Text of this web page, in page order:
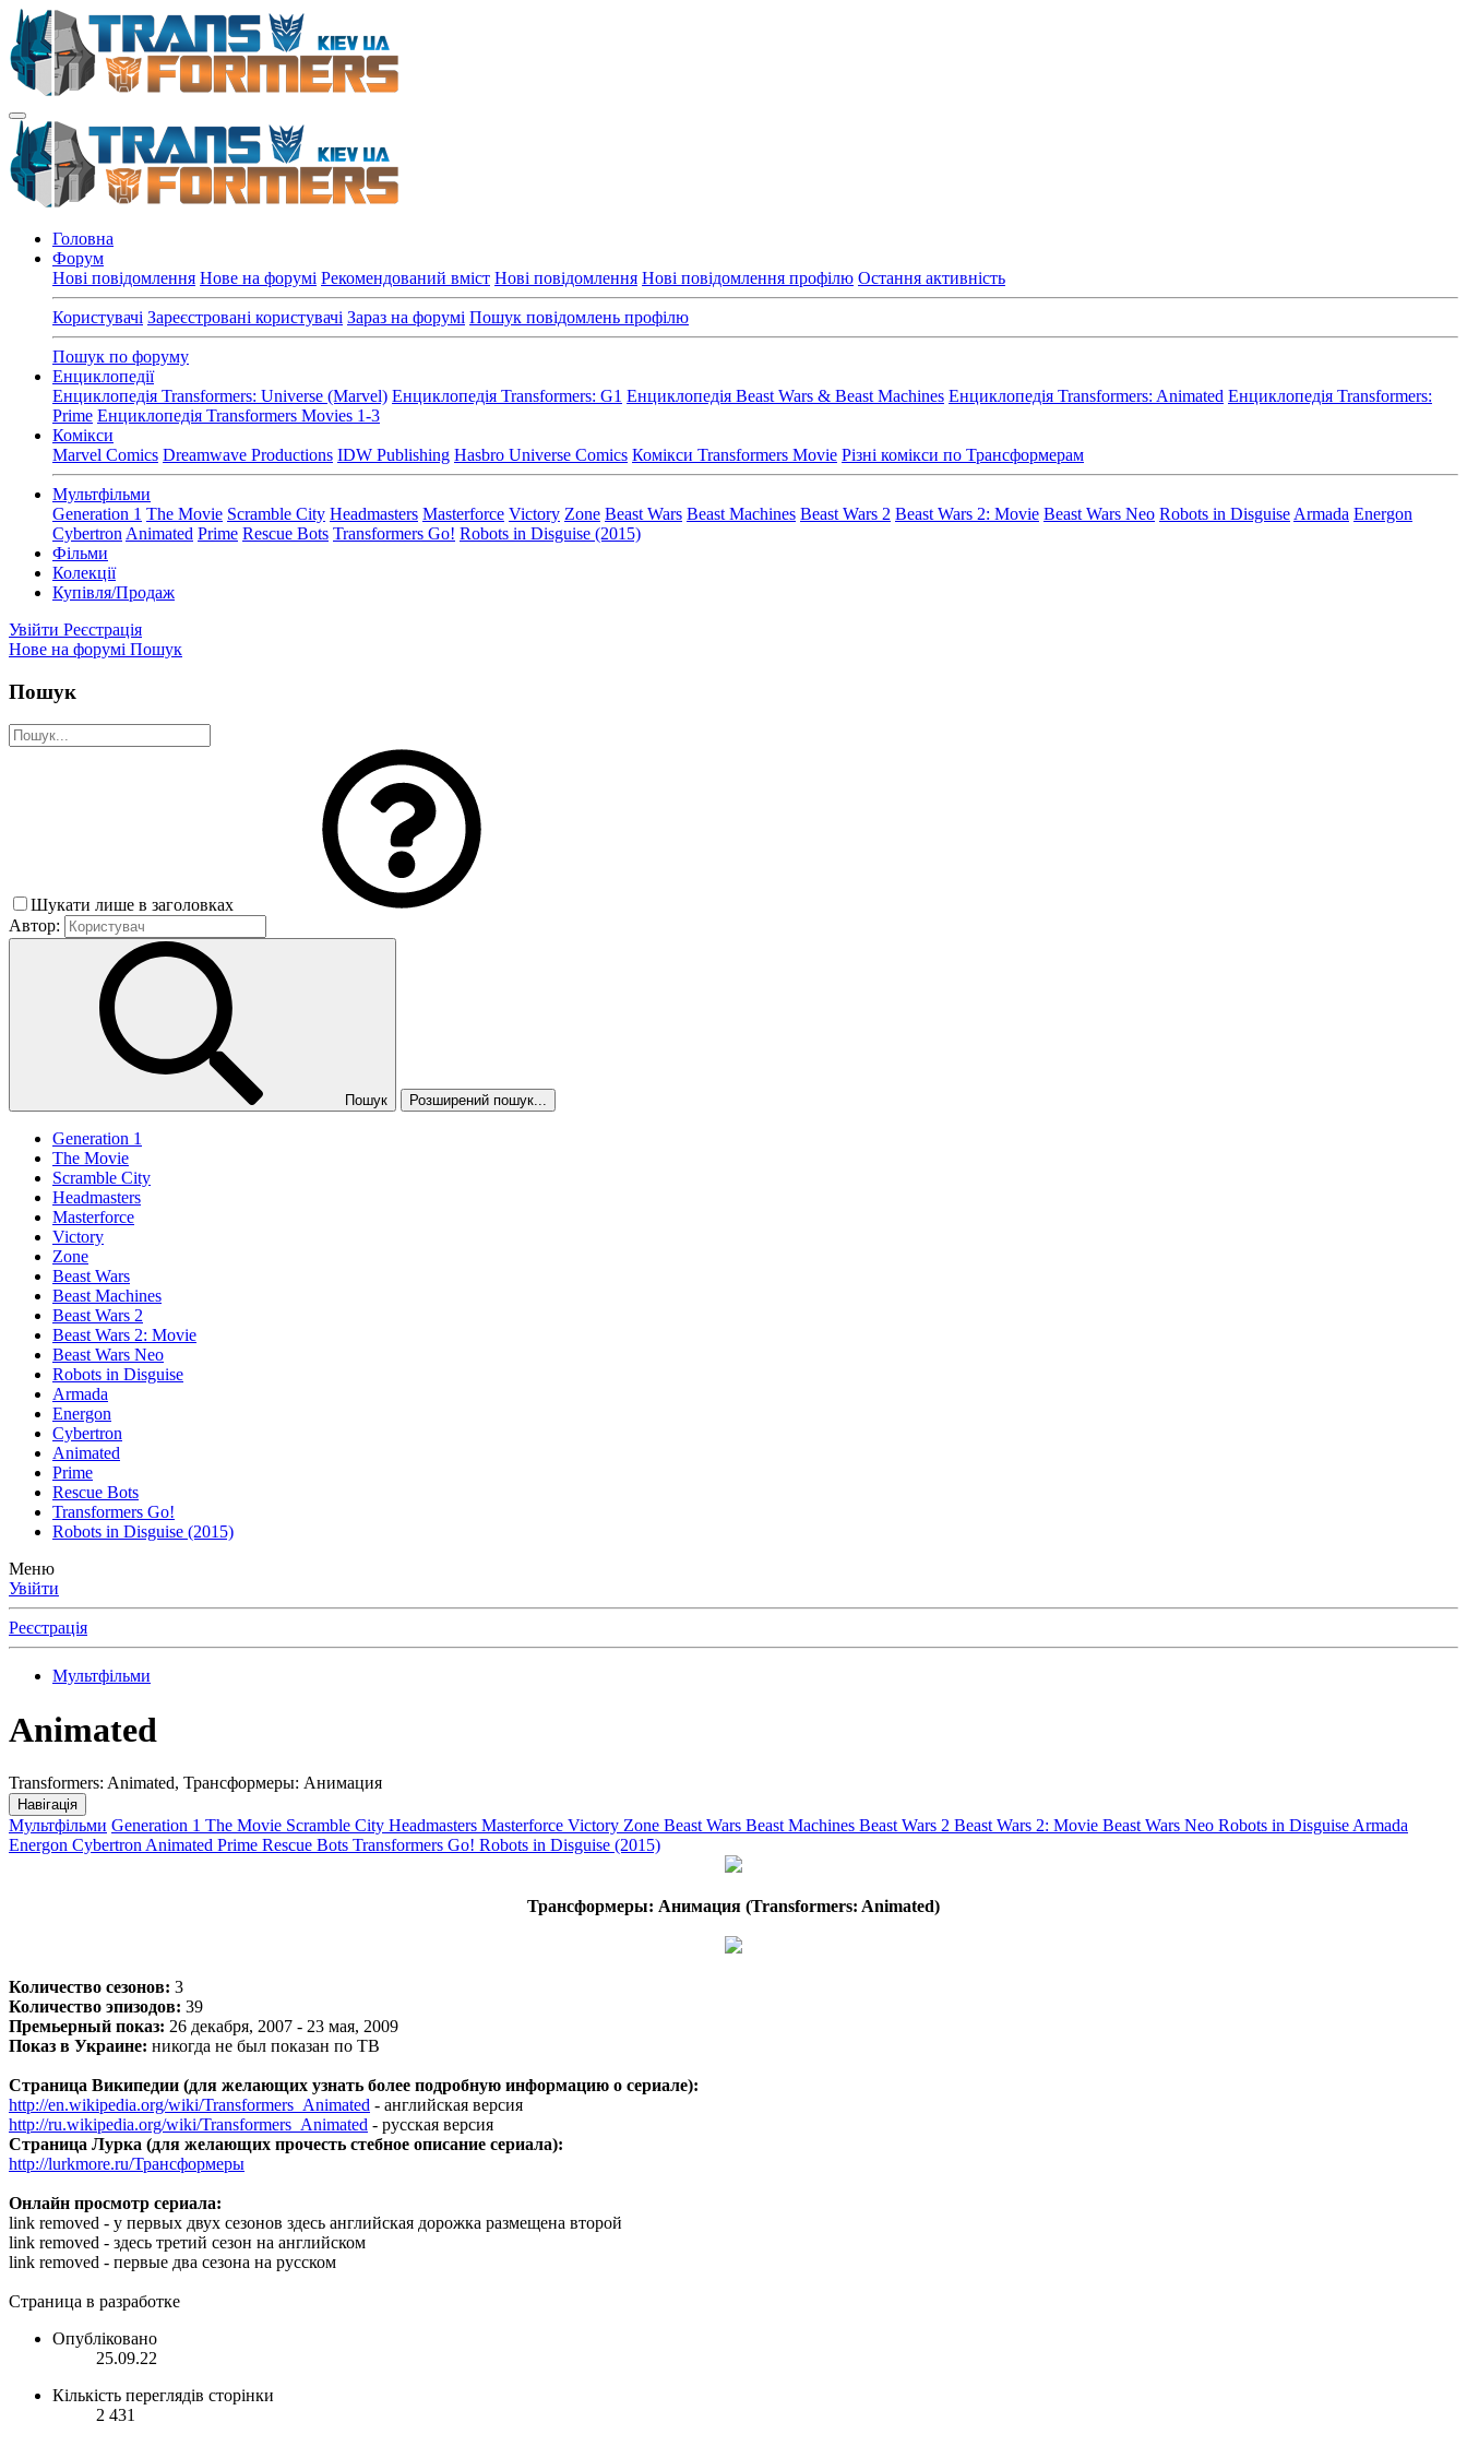
Головна
Форум
Нові повідомлення Нове на форумі Рекомендований вміст Нові повідомлення Нові повідомлення профілю Остання активність
Користувачі Зареєстровані користувачі Зараз на форумі Пошук повідомлень профілю
Пошук по форуму
Енциклопедії
Енциклопедія Transformers: Universe (Marvel) Енциклопедія Transformers: G1 Енциклопедія Beast Wars & Beast Machines Енциклопедія Transformers: Animated Енциклопедія Transformers:
Prime Енциклопедія Transformers Movies 1-3
Комікси
Marvel Comics Dreamwave Productions IDW Publishing Hasbro Universe Comics Комікси Transformers Movie Різні комікси по Трансформерам
Мультфільми
Generation 1 The Movie Scramble City Headmasters Masterforce Victory Zone Beast Wars Beast Machines Beast Wars 2 Beast Wars 2: Movie Beast Wars Neo Robots in Disguise Armada Energon
Cybertron Animated Prime Rescue Bots Transformers Go! Robots in Disguise (2015)
Фільми
Колекції
Купівля/Продаж
Увійти Реєстрація
Нове на форумі Пошук
Пошук
Шукати лише в заголовках
Автор:
Пошук Розширений пошук...
Generation 1
The Movie
Scramble City
Headmasters
Masterforce
Victory
Zone
Beast Wars
Beast Machines
Beast Wars 2
Beast Wars 2: Movie
Beast Wars Neo
Robots in Disguise
Armada
Energon
Cybertron
Animated
Prime
Rescue Bots
Transformers Go!
Robots in Disguise (2015)
Меню
Увійти
Реєстрація
Мультфільми
Animated
Transformers: Animated, Трансформеры: Анимация
Навігація
Мультфільми Generation 1 The Movie Scramble City Headmasters Masterforce Victory Zone Beast Wars Beast Machines Beast Wars 2 Beast Wars 2: Movie Beast Wars Neo Robots in Disguise Armada
Energon Cybertron Animated Prime Rescue Bots Transformers Go! Robots in Disguise (2015)
Трансформеры: Анимация (Transformers: Animated)
Количество сезонов: 3
Количество эпизодов: 39
Премьерный показ: 26 декабря, 2007 - 23 мая, 2009
Показ в Украине: никогда не был показан по ТВ
Страница Википедии (для желающих узнать более подробную информацию о сериале):
http://en.wikipedia.org/wiki/Transformers_Animated - английская версия
http://ru.wikipedia.org/wiki/Transformers_Animated - русская версия
Страница Лурка (для желающих прочесть стебное описание сериала):
http://lurkmore.ru/Трансформеры
Онлайн просмотр сериала:
link removed - у первых двух сезонов здесь английская дорожка размещена второй
link removed - здесь третий сезон на английском
link removed - первые два сезона на русском
Страница в разработке
Опубліковано
25.09.22
Кількість переглядів сторінки
2 431